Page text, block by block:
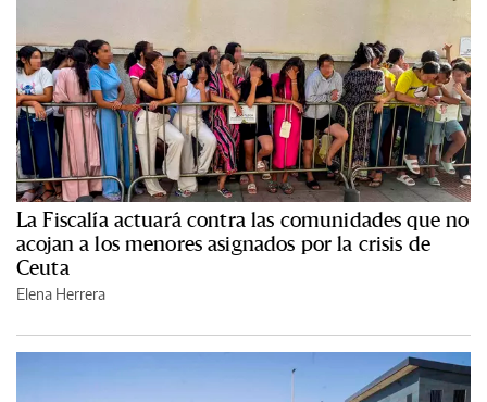
La Fiscalía actuará contra las comunidades que no
acojan a los menores asignados por la crisis de
Ceuta
Elena Herrera